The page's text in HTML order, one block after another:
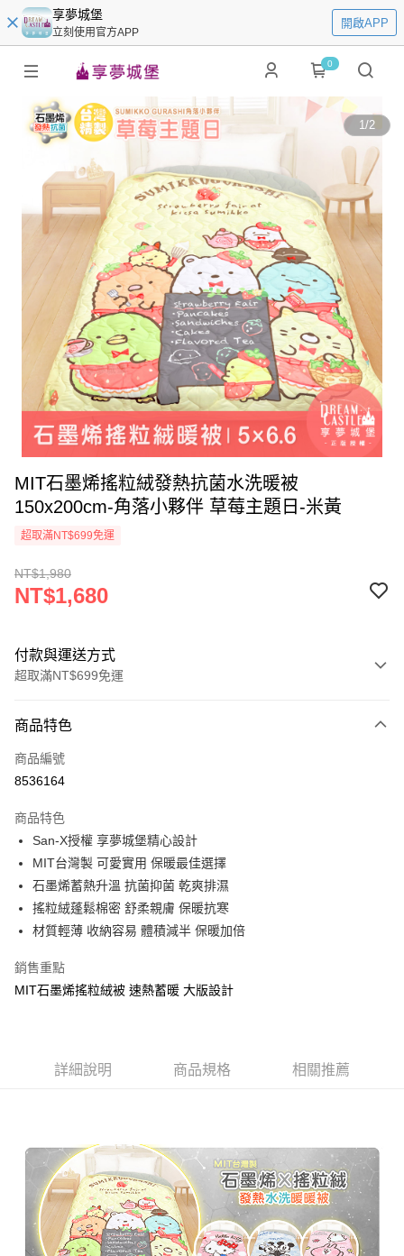
享夢城堡
立刻使用官方APP
開啟APP
0
1/2
MIT石墨烯搖粒絨發熱抗菌水洗暖被
150x200cm-角落小夥伴 草莓主題日-米黃
超取滿NT$699免運
NT$1,980
NT$1,680
付款與運送方式
超取滿NT$699免運
信用卡一次付款
超商取貨付款
Apple Pay
街口支付
悠遊付
Google Pay
ATM付款
每筆NT$60，滿NT$699(含以上)免運費
每筆NT$80，滿NT$699(含以上)免運費
商品特色
商品編號
8536164
商品特色
San-X授權 享夢城堡精心設計
MIT台灣製 可愛實用 保暖最佳選擇
石墨烯蓄熱升溫 抗菌抑菌 乾爽排濕
搖粒絨蓬鬆棉密 舒柔親膚 保暖抗寒
材質輕薄 收納容易 體積減半 保暖加倍
銷售重點
MIT石墨烯搖粒絨被 速熱蓄暖 大版設計
詳細說明 商品規格 相關推薦